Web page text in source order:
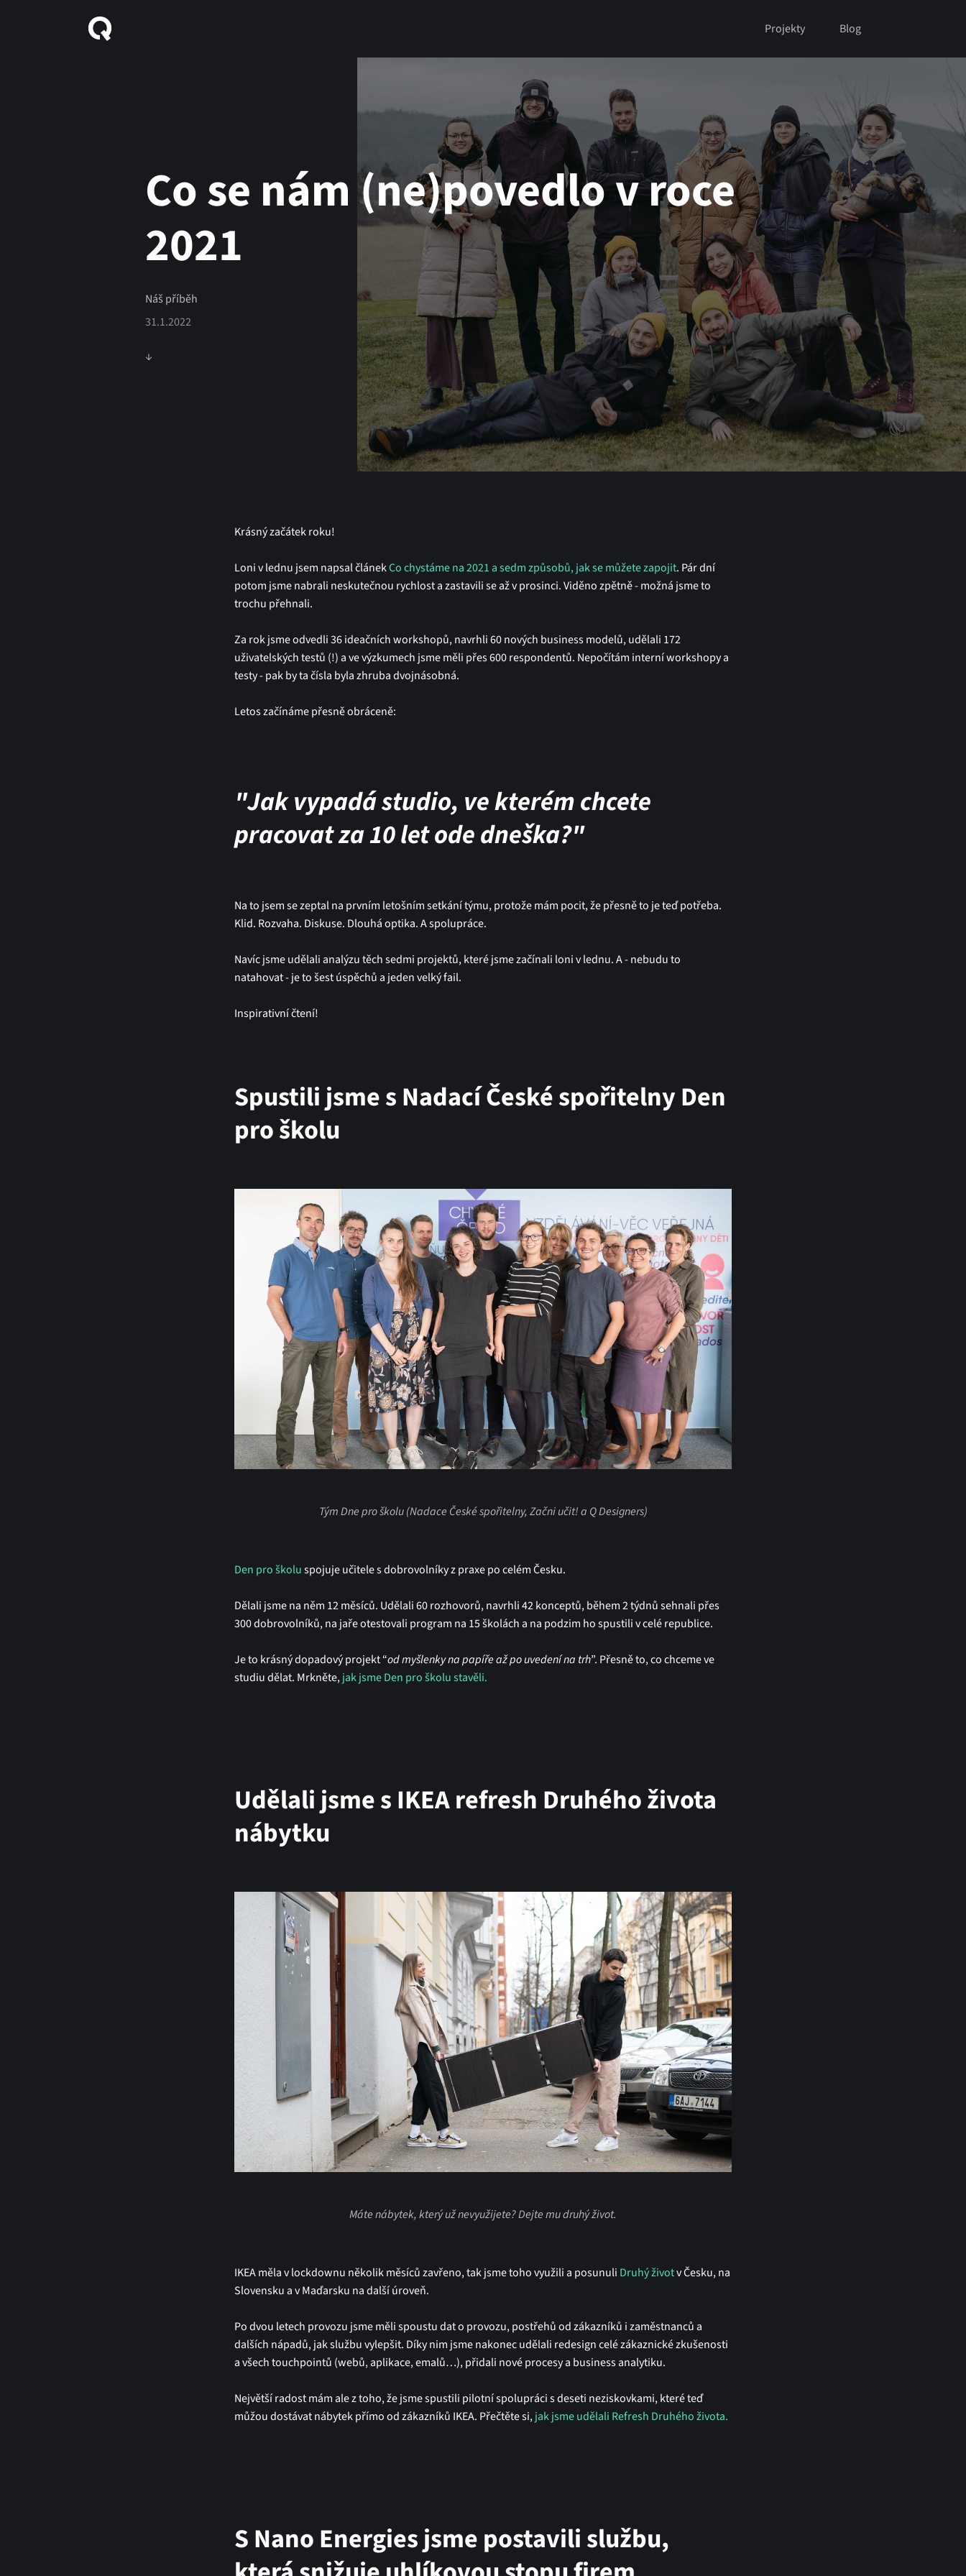
Projekty Blog
Co se nám (ne)povedlo v roce
2021
Náš příběh
31.1.2022
↓
Krásný začátek roku!
Loni v lednu jsem napsal článekCo chystáme na 2021 a sedm způsobů, jak se můžete zapojit. Pár dní
potom jsme nabrali neskutečnou rychlost a zastavili se až v prosinci. Viděno zpětně - možná jsme to
trochu přehnali.
Za rok jsme odvedli 36 ideačních workshopů, navrhli 60 nových business modelů, udělali 172
uživatelských testů (!) a ve výzkumech jsme měli přes 600 respondentů. Nepočítám interní workshopy a
testy - pak by ta čísla byla zhruba dvojnásobná.
Letos začínáme přesně obráceně:
"Jak vypadá studio, ve kterém chcete
pracovat za 10 let ode dneška?"
Na to jsem se zeptal na prvním letošním setkání týmu, protože mám pocit, že přesně to je teď potřeba.
Klid. Rozvaha. Diskuse. Dlouhá optika. A spolupráce.
Navíc jsme udělali analýzu těch sedmi projektů, které jsme začínali loni v lednu. A - nebudu to
natahovat - je to šest úspěchů a jeden velký fail.
Inspirativní čtení!
Spustili jsme s Nadací České spořitelny Den
pro školu
Tým Dne pro školu (Nadace České spořitelny, Začni učit! a Q Designers)
Den pro školuspojuje učitele s dobrovolníky z praxe po celém Česku.
Dělali jsme na něm 12 měsíců. Udělali 60 rozhovorů, navrhli 42 konceptů, během 2 týdnů sehnali přes
300 dobrovolníků, na jaře otestovali program na 15 školách a na podzim ho spustili v celé republice.
Je to krásný dopadový projekt “od myšlenky na papíře až po uvedení na trh”. Přesně to, co chceme ve
studiu dělat. Mrkněte,jak jsme Den pro školu stavěli.
Udělali jsme s IKEA refresh Druhého života
nábytku
Máte nábytek, který už nevyužijete? Dejte mu druhý život.
IKEA měla v lockdownu několik měsíců zavřeno, tak jsme toho využili a posunuli Druhý životv Česku, na
Slovensku a v Maďarsku na další úroveň.
Po dvou letech provozu jsme měli spoustu dat o provozu, postřehů od zákazníků i zaměstnanců a
dalších nápadů, jak službu vylepšit. Díky nim jsme nakonec udělali redesign celé zákaznické zkušenosti
a všech touchpointů (webů, aplikace, emalů…), přidali nové procesy a business analytiku.
Největší radost mám ale z toho, že jsme spustili pilotní spolupráci s deseti neziskovkami, které teď
můžou dostávat nábytek přímo od zákazníků IKEA. Přečtěte si,jak jsme udělali Refresh Druhého života.
S Nano Energies jsme postavili službu,